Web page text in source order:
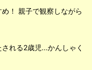
！ 親子で観察しながら
れる2歳児...かんしゃく